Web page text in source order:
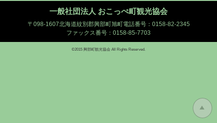
Mail
一般社団法人 おこっぺ町観光協会
〒098-1607北海道紋別郡興部町旭町電話番号：0158-82-2345
ファックス番号：0158-85-7703
©2015 興部町観光協会 All Rights Reserved.